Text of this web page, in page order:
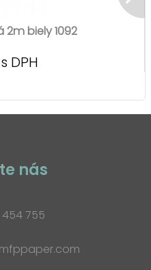
2m biely 1092
DPH
nás
454 755